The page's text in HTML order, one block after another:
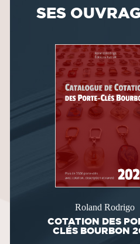
SES
Roland Rodrigo
COTATION DES
CLÉS BOURBON